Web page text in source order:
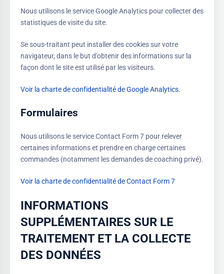
Nous utilisons le service Google Analytics pour collecter des
statistiques de visite du site.
Se sous-traitant peut installer des cookies sur votre
navigateur, dans le but d’obtenir des informations sur la
façon dont le site est utilisé par les visiteurs.
Voir la charte de confidentialité de Google Analytics.
Formulaires
Nous utilisons le service Contact Form 7 pour relever
certaines informations et prendre en charge certaines
commandes (notamment les demandes de coaching privé).
Voir la charte de confidentialité de Contact Form 7
INFORMATIONS
SUPPLÉMENTAIRES SUR LE
TRAITEMENT ET LA COLLECTE
DES DONNÉES